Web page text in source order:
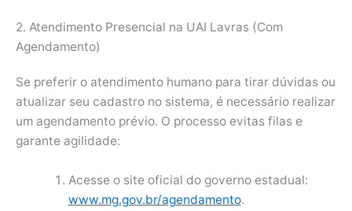
2. Atendimento Presencial na UAI Lavras (Com
Agendamento)
Se preferir o atendimento humano para tirar dúvidas ou
atualizar seu cadastro no sistema, é necessário realizar
um agendamento prévio. O processo evitas filas e
garante agilidade:
Acesse o site oficial do governo estadual:
www.mg.gov.br/agendamento.